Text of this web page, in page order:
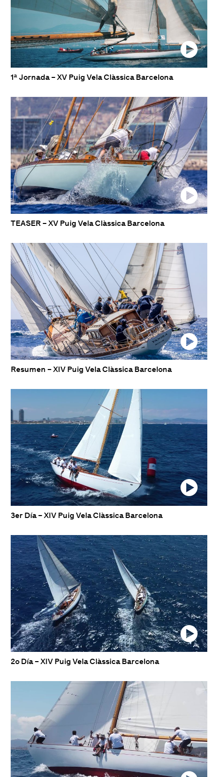
1ª Jornada – XV Puig Vela Clàssica Barcelona
TEASER – XV Puig Vela Clàssica Barcelona
Resumen – XIV Puig Vela Clàssica Barcelona
3er Día – XIV Puig Vela Clàssica Barcelona
2o Día – XIV Puig Vela Clàssica Barcelona